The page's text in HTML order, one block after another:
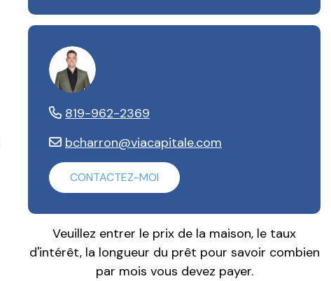
819-962-2369
bcharron@viacapitale.com
CONTACTEZ-MOI
Veuillez entrer le prix de la maison, le taux
d'intérêt, la longueur du prêt pour savoir combien
par mois vous devez payer.